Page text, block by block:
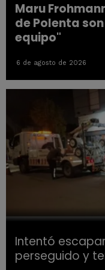
Maru
de Polenta
equipo"
6 de agosto de 2026
Intentó
perseguido y